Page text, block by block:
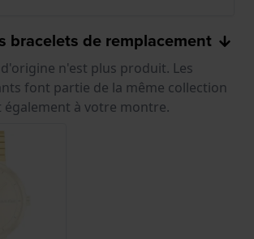
bracelets de remplacement
n'est plus produit. Les
font partie de la même collection
également à votre montre.